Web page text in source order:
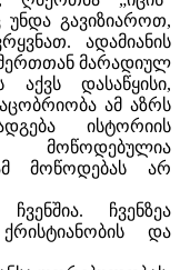
უნდა გავიზიაროთ,
ადამიანის
მარადიულ
აქვს დასაწყისი,
ამ აზრს
ისტორიის
მოწოდებას არ
ჩვენზეა
და